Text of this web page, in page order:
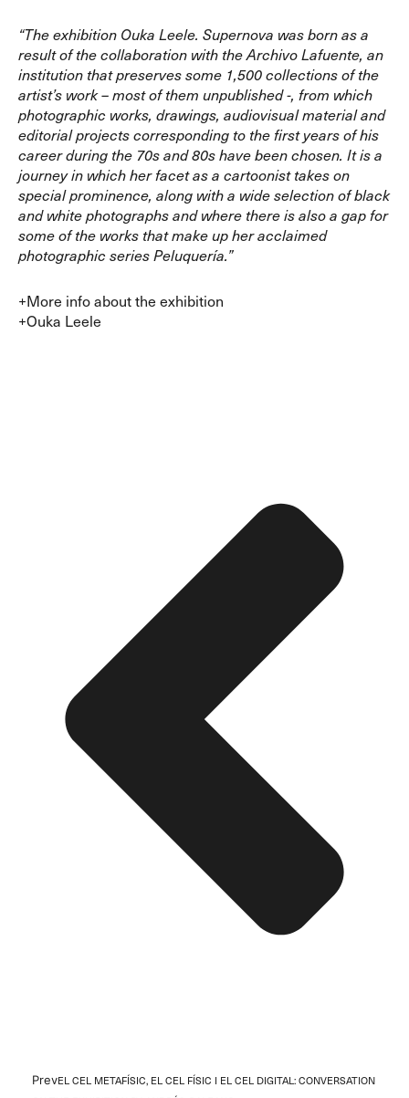
“The exhibition Ouka Leele. Supernova was born as a
result of the collaboration with the Archivo Lafuente, an
institution that preserves some 1,500 collections of the
artist’s work – most of them unpublished -, from which
photographic works, drawings, audiovisual material and
editorial projects corresponding to the first years of his
career during the 70s and 80s have been chosen. It is a
journey in which her facet as a cartoonist takes on
special prominence, along with a wide selection of black
and white photographs and where there is also a gap for
some of the works that make up her acclaimed
photographic series Peluquería.”
+More info about the exhibition
+Ouka Leele
PrevEL CEL METAFÍSIC, EL CEL FÍSIC I EL CEL DIGITAL: CONVERSATION